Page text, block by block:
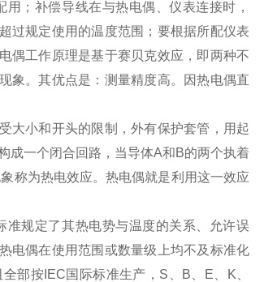
；补偿导线在与热电偶、仪表连接时，
过规定使用的温度范围；要根据所配仪表
偶工作原理是基于赛贝克效应，即两种不
象。其优点是：测量精度高。因热电偶直
大小和开头的限制，外有保护套管，用起
成一个闭合回路，当导体A和B的两个执着
称为热电效应。热电偶就是利用这一效应
规定了其热电势与温度的关系、允许误
电偶在使用范围或数量级上均不及标准化
部按IEC国际标准生产，S、B、E、K、